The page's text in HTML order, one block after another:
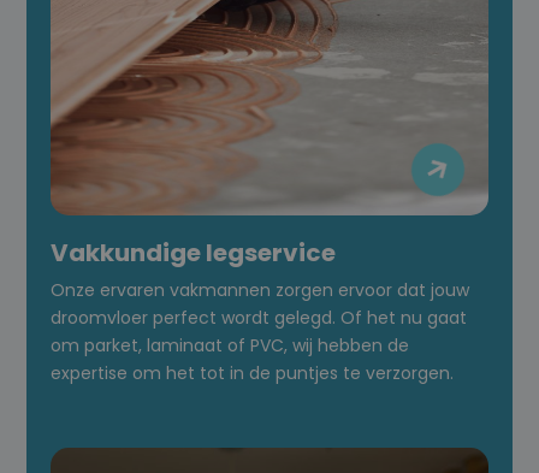

Vakkundige legservice
Onze ervaren vakmannen zorgen ervoor dat jouw
droomvloer perfect wordt gelegd. Of het nu gaat
om parket, laminaat of PVC, wij hebben de
expertise om het tot in de puntjes te verzorgen.